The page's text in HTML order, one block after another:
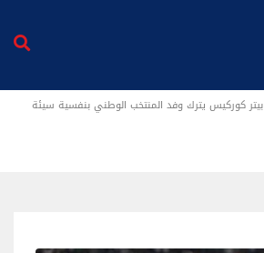
بيتر كوركيس يترك وفد المنتخب الوطني بنفسية سيئة